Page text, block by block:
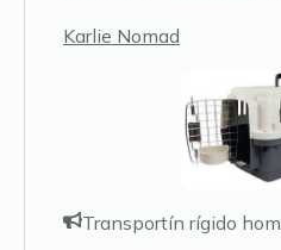
Karlie Nomad
Transportín rígido